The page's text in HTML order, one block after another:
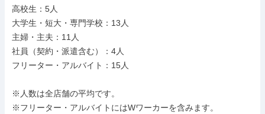
高校生：5人
大学生・短大・専門学校：13人
主婦・主夫：11人
社員（契約・派遣含む）：4人
フリーター・アルバイト：15人
※人数は全店舗の平均です。
※フリーター・アルバイトにはWワーカーを含みます。